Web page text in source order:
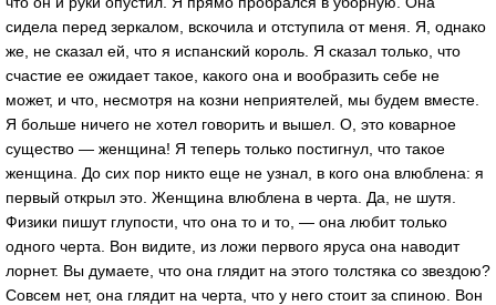
сидела перед зеркалом, вскочила и отступила от меня. Я, однако
же, не сказал ей, что я испанский король. Я сказал только, что
счастие ее ожидает такое, какого она и вообразить себе не
может, и что, несмотря на козни неприятелей, мы будем вместе.
Я больше ничего не хотел говорить и вышел. О, это коварное
существо — женщина! Я теперь только постигнул, что такое
женщина. До сих пор никто еще не узнал, в кого она влюблена: я
первый открыл это. Женщина влюблена в черта. Да, не шутя.
Физики пишут глупости, что она то и то, — она любит только
одного черта. Вон видите, из ложи первого яруса она наводит
лорнет. Вы думаете, что она глядит на этого толстяка со звездою?
Совсем нет, она глядит на черта, что у него стоит за спиною. Вон